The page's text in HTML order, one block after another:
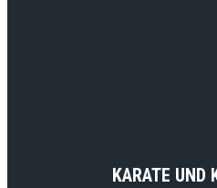
KARATE UND